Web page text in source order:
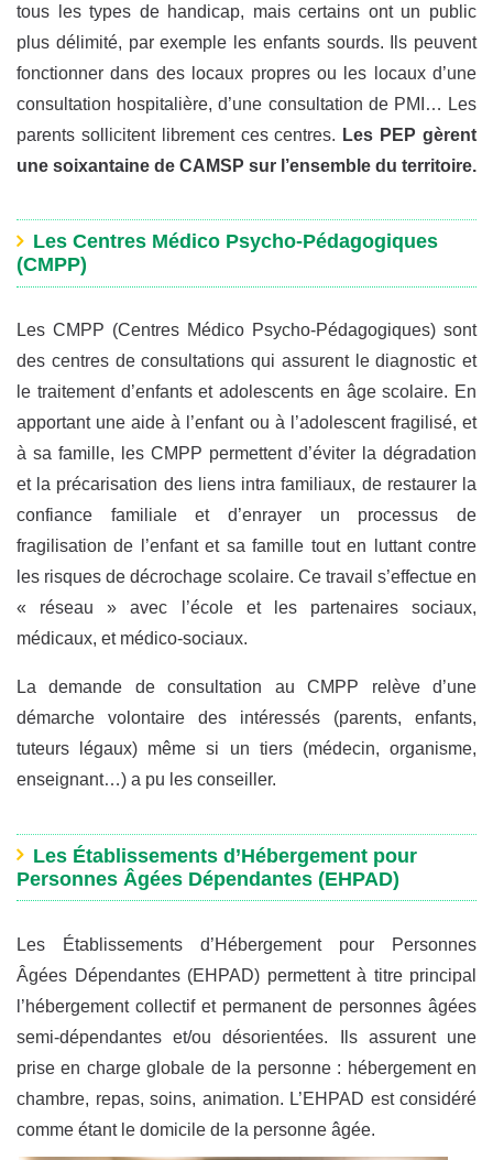
tous les types de handicap, mais certains ont un public
plus délimité, par exemple les enfants sourds. Ils peuvent
fonctionner dans des locaux propres ou les locaux d’une
consultation hospitalière, d’une consultation de PMI… Les
parents sollicitent librement ces centres. Les PEP gèrent
une soixantaine de CAMSP sur l’ensemble du territoire.
Les Centres Médico Psycho-Pédagogiques
(CMPP)
Les CMPP (Centres Médico Psycho-Pédagogiques) sont
des centres de consultations qui assurent le diagnostic et
le traitement d’enfants et adolescents en âge scolaire. En
apportant une aide à l’enfant ou à l’adolescent fragilisé, et
à sa famille, les CMPP permettent d’éviter la dégradation
et la précarisation des liens intra familiaux, de restaurer la
confiance familiale et d’enrayer un processus de
fragilisation de l’enfant et sa famille tout en luttant contre
les risques de décrochage scolaire. Ce travail s’effectue en
« réseau » avec l’école et les partenaires sociaux,
médicaux, et médico-sociaux.
La demande de consultation au CMPP relève d’une
démarche volontaire des intéressés (parents, enfants,
tuteurs légaux) même si un tiers (médecin, organisme,
enseignant…) a pu les conseiller.
Les Établissements d’Hébergement pour
Personnes Âgées Dépendantes (EHPAD)
Les Établissements d’Hébergement pour Personnes
Âgées Dépendantes (EHPAD) permettent à titre principal
l’hébergement collectif et permanent de personnes âgées
semi-dépendantes et/ou désorientées. Ils assurent une
prise en charge globale de la personne : hébergement en
chambre, repas, soins, animation. L’EHPAD est considéré
comme étant le domicile de la personne âgée.